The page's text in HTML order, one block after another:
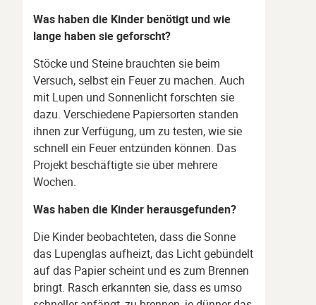
Was haben die Kinder benötigt und wie
lange haben sie geforscht?
Stöcke und Steine brauchten sie beim
Versuch, selbst ein Feuer zu machen. Auch
mit Lupen und Sonnenlicht forschten sie
dazu. Verschiedene Papiersorten standen
ihnen zur Verfügung, um zu testen, wie sie
schnell ein Feuer entzünden können. Das
Projekt beschäftigte sie über mehrere
Wochen.
Was haben die Kinder herausgefunden?
Die Kinder beobachteten, dass die Sonne
das Lupenglas aufheizt, das Licht gebündelt
auf das Papier scheint und es zum Brennen
bringt. Rasch erkannten sie, dass es umso